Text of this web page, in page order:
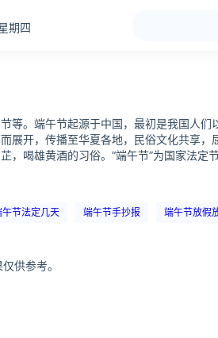
期四
等。端午节起源于中国，最初是我国人
展开，传播至华夏各地，民俗文化共享
，喝雄黄酒的习俗。“端午节”为国家法定
午节法定几天 端午节手抄报 端午节放假
供参考。